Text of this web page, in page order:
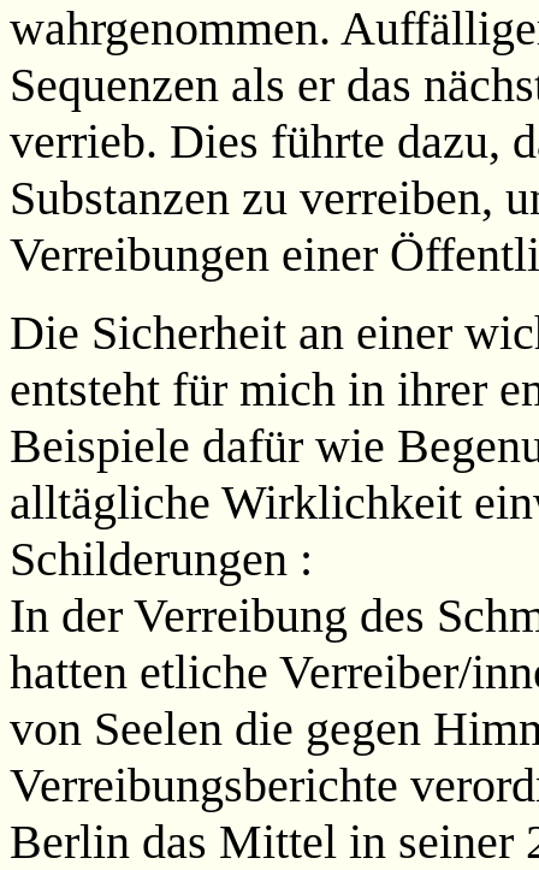
wahrgenommen.
Sequenzen als er das
verrieb. Dies führte dazu,
Substanzen zu verreiben,
Verreibungen einer
Die Sicherheit an einer
entsteht für mich in ihrer
Beispiele dafür wie
alltägliche Wirklichkeit
Schilderungen :
In der Verreibung des
hatten etliche Verreiber/
von Seelen die gegen
Verreibungsberichte
Berlin das Mittel in seiner